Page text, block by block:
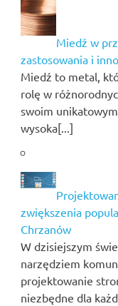
Miedź w
zastosowania i
Miedź to metal,
rolę w
swoim
wysoka[...]
zwiększenia
Chrzanów
W dzisiejszym
narzędziem
projektowanie
niezbędne dla